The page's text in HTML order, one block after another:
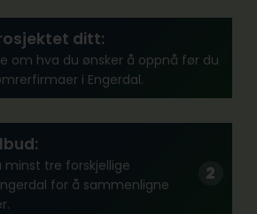
ditt:
om hva du ønsker å oppnå før du
i Engerdal.
tre forskjellige
for å sammenligne